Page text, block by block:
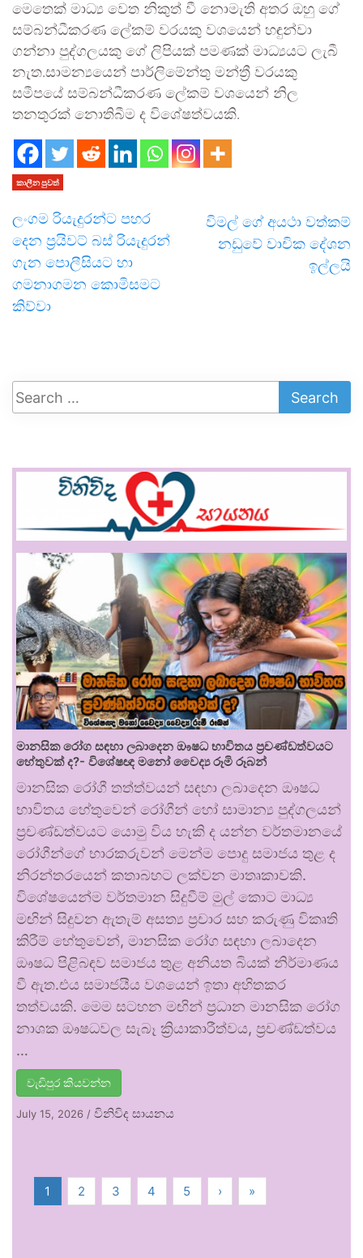
මෙතෙක් මාධ්‍ය වෙත නිකුත් වී නොමැති අතර ඔහු ගේ
සම්බන්ධීකරණ ලේකම් වරයකු වශයෙන් හඳුන්වා
ගන්නා පුද්ගලයකු ගේ ලිපියක් පමණක් මාධ්‍යයට ලැබී
නැත.සාමන්‍යයෙන් පාර්ලිමේන්තු මන්ත්‍රී වරයකු
සමීපයේ සම්බන්ධීකරණ ලේකම් වශයෙන් නිල
තනතුරක් නොතිබීම ද විශේෂත්වයකි.
කාලීන පුවත්
ලංගම රියැදුරන්ට පහර
දෙන ප්‍රයිවට් බස් රියැදුරන්
ගැන පොලීසියට හා
ගමනාගමන කොමිසමට
කිව්වා
විමල් ගේ අයථා වත්කම්
නඩුවේ වාචික දේශන
ඉල්ලයි
මානසික රෝග සඳහා ලබාදෙන ඖෂධ භාවිතය ප්‍රචණ්ඩත්වයට
හේතුවක් ද?- විශේෂඥ මනෝ වෛද්‍ය රූමි රූබන්
මානසික රෝගී තත්ත්වයන් සඳහා ලබාදෙන ඖෂධ
භාවිතය හේතුවෙන් රෝගීන් හෝ සාමාන්‍ය පුද්ගලයන්
ප්‍රචණ්ඩත්වයට යොමු විය හැකි ද යන්න වර්තමානයේ
රෝගීන්ගේ භාරකරුවන් මෙන්ම පොදු සමාජය තුළ ද
නිරන්තරයෙන් කතාබහට ලක්වන මාතෘකාවකි.
විශේෂයෙන්ම වර්තමාන සිදුවීම් මුල් කොට මාධ්‍ය
මඟින් සිදුවන ඇතැම් අසත්‍ය ප්‍රචාර සහ කරුණු විකෘති
කිරීම් හේතුවෙන්, මානසික රෝග සඳහා ලබාදෙන
ඖෂධ පිළිබඳව සමාජය තුළ අනියත බියක් නිර්මාණය
වී ඇත.එය සමාජයීය වශයෙන් ඉතා අහිතකර
තත්වයකි. මෙම සටහන මඟින් ප්‍රධාන මානසික රෝග
නාශක ඖෂධවල සැබෑ ක්‍රියාකාරීත්වය, ප්‍රචණ්ඩත්වය
…
වැඩිපුර කියවන්න
July 15, 2026 / විනිවිද සායනය
1 2 3 4 5 › »